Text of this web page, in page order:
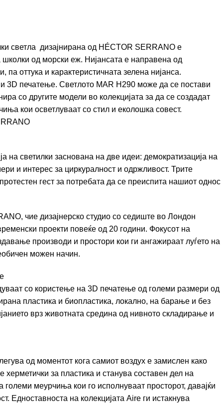
светла дизајнирана од HÉCTOR SERRANO е
од морски еж. Нијансата е направена од
оттука и карактеристичната зелена нијанса.
3D печатење. Светлото MAR H290 може да се постави
со другите модели во колекцијата за да се создадат
кои осветлуваат со стил и еколошка совест.
на светилки заснована на две идеи: демократизација на
и интерес за циркуралност и одржливост. Трите
гест за потребата да се преиспита нашиот однос
, чие дизајнерско студио со седиште во Лондон
проекти повеќе од 20 години. Фокусот на
производи и простори кои ги ангажираат луѓето на
можен начин.
со користење на 3D печатење од големи размери од
пластика и биопластика, локално, на барање и без
врз животната средина од нивното складирање и
од моментот кога самиот воздух е замислен како
херметички за пластика и станува составен дел на
големи меурчиња кои го исполнуваат просторот, давајќи
Едноставноста на колекцијата Aire ги истакнува